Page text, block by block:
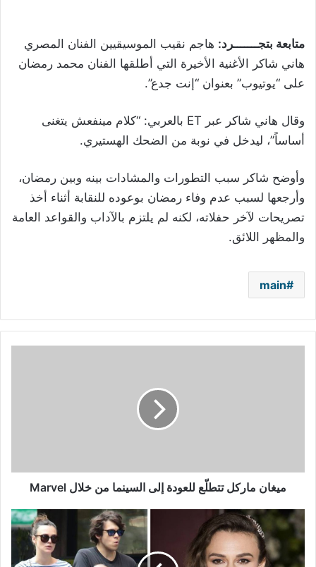
متابعة بتجـــــــرد: هاجم نقيب الموسيقيين الفنان المصري
هاني شاكر الأغنية الأخيرة التي أطلقها الفنان محمد رمضان
على “يوتيوب” بعنوان “إنت جدع”.
وقال هاني شاكر عبر ET بالعربي: “كلام مينفعش يتغنى
أساساً”، ليدخل في نوبة من الضحك الهستيري.
وأوضح شاكر سبب التطورات والمشادات بينه وبين رمضان،
وأرجعها لسبب عدم وفاء رمضان بوعوده للنقابة أثناء أخذ
تصريحات لآخر حفلاته، لكنه لم يلتزم بالآداب والقواعد العامة
والمظهر اللائق.
main
Marvel
ميغان ماركل تتطلّع للعودة إلى السينما من خلال Marvel
كيرا
نايتلي:
زوجي
وبناتي